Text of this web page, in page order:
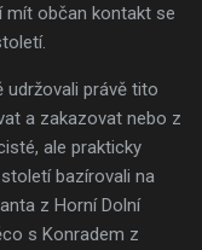
mít občan kontakt se
udržovali právě tito
a zakazovat nebo z
ale prakticky
bazírovali na
z Horní Dolní
s Konradem z